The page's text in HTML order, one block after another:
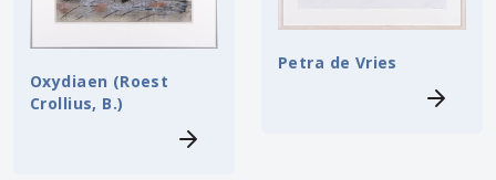
Oxydiaen (Roest
Crollius, B.)
Petra de Vries